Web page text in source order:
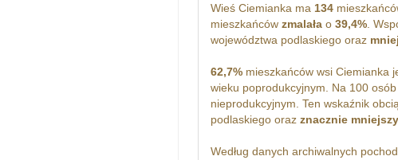
Wieś Ciemianka ma 134
mieszkańców zmalałao 39,4%.
województwa podlaskiego oraz
62,7%mieszkańców wsi Ciemianka
wieku poprodukcyjnym. Na 100
nieprodukcyjnym. Ten wskaźnik
podlaskiego oraz znacznie
Według danych archiwalnych